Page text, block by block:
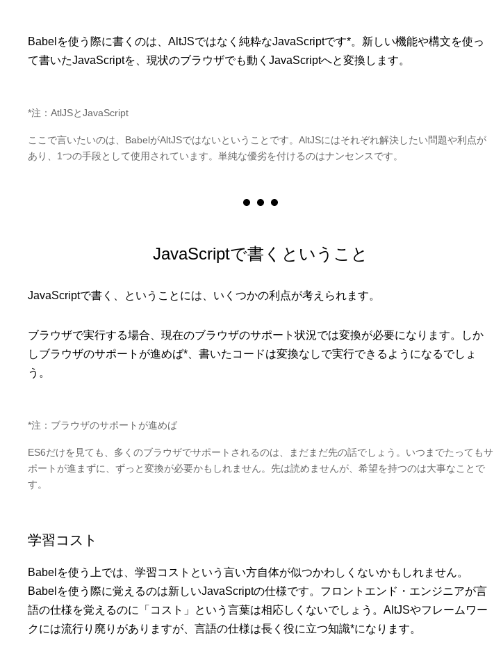
Babelを使う際に書くのは、AltJSではなく純粋なJavaScriptです*。新しい機能や構文を使っ
て書いたJavaScriptを、現状のブラウザでも動くJavaScriptへと変換します。
*注：AtlJSとJavaScript
ここで言いたいのは、BabelがAltJSではないということです。AltJSにはそれぞれ解決したい問題や利点が
あり、1つの手段として使用されています。単純な優劣を付けるのはナンセンスです。
JavaScriptで書くということ
JavaScriptで書く、ということには、いくつかの利点が考えられます。
ブラウザで実行する場合、現在のブラウザのサポート状況では変換が必要になります。しか
しブラウザのサポートが進めば*、書いたコードは変換なしで実行できるようになるでしょ
う。
*注：ブラウザのサポートが進めば
ES6だけを見ても、多くのブラウザでサポートされるのは、まだまだ先の話でしょう。いつまでたってもサ
ポートが進まずに、ずっと変換が必要かもしれません。先は読めませんが、希望を持つのは大事なことで
す。
学習コスト
Babelを使う上では、学習コストという言い方自体が似つかわしくないかもしれません。
Babelを使う際に覚えるのは新しいJavaScriptの仕様です。フロントエンド・エンジニアが言
語の仕様を覚えるのに「コスト」という言葉は相応しくないでしょう。AltJSやフレームワー
クには流行り廃りがありますが、言語の仕様は長く役に立つ知識*になります。